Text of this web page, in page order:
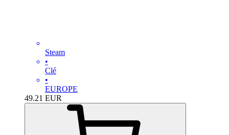
Steam
•
Clé
•
EUROPE
49.21 EUR